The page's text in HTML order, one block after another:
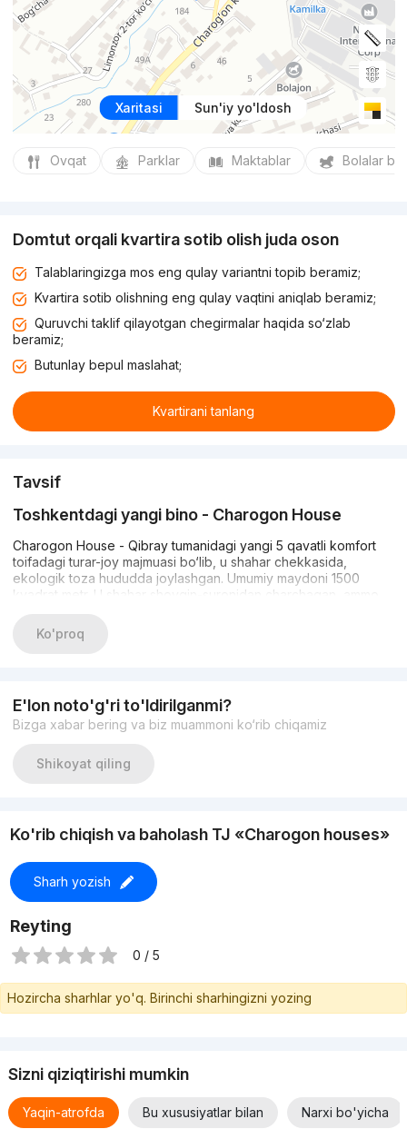
Xaritasi Sun'iy yo'ldosh
Ovqat Parklar Maktablar Bolalar
Domtut orqali kvartira sotib olish juda oson
Talablaringizga mos eng qulay variantni topib beramiz;
Kvartira sotib olishning eng qulay vaqtini aniqlab beramiz;
Quruvchi taklif qilayotgan chegirmalar haqida so‘zlab
beramiz;
Butunlay bepul maslahat;
Kvartirani tanlang
Tavsif
Toshkentdagi yangi bino - Charogon House
Charogon House - Qibray tumanidagi yangi 5 qavatli komfort
toifadagi turar-joy majmuasi bo‘lib, u shahar chekkasida,
ekologik toza hududda joylashgan. Umumiy maydoni 1500
kvadrat metr. U shahar shovqin-suronidan charchagan, ammo
izlayotganlar uchun yaratilgan.
ochiq avtoturargohda qoldirishi mumkin.
ishlamoqda.
Infratuzilma
Yangi bino tinch va yashil hududda joylashgan. Majmuaning
asosiy afzalliklaridan biri uning shahar markaziga yaqinligidir.
shuningdek, avtomobilda qulay yurish imkonini beradi.
Eng yaqin metro bekati Turkiston 5.4 km uzoqlikda joylashgan.
Transportda borish uchun 22 daqiqa vaqt ketadi.
Ko'proq
E'lon noto'g'ri to'ldirilganmi?
Bizga xabar bering va biz muammoni ko‘rib chiqamiz
Shikoyat qiling
Ko'rib chiqish va baholash TJ «Charogon houses»
Sharh yozish
Reyting
0 / 5
Hozircha sharhlar yo'q. Birinchi sharhingizni yozing
Sizni qiziqtirishi mumkin
Yaqin-atrofda Bu xususiyatlar bilan Narxi bo'yicha